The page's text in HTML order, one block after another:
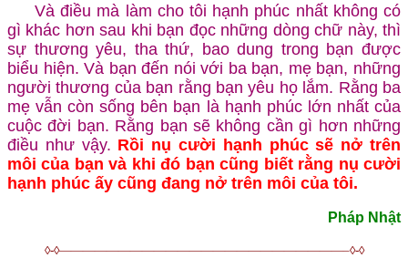
Và điều mà làm cho tôi hạnh phúc nhất không có
gì khác hơn sau khi bạn đọc những dòng chữ này, thì
sự thương yêu, tha thứ, bao dung trong bạn được
biểu hiện. Và bạn đến nói với ba bạn, mẹ bạn, những
người thương của bạn rằng bạn yêu họ lắm. Rằng ba
mẹ vẫn còn sống bên bạn là hạnh phúc lớn nhất của
cuộc đời bạn. Rằng bạn sẽ không cần gì hơn những
điều như vậy. Rồi nụ cười hạnh phúc sẽ nở trên
môi của bạn và khi đó bạn cũng biết rằng nụ cười
hạnh phúc ấy cũng đang nở trên môi của tôi.
Pháp Nhật
◊-◊————————————————————————–◊-◊